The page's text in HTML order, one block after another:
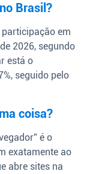
Brasil?
participação em
2026, segundo
está o
seguido pelo
coisa?
é o
exatamente ao
abre sites na